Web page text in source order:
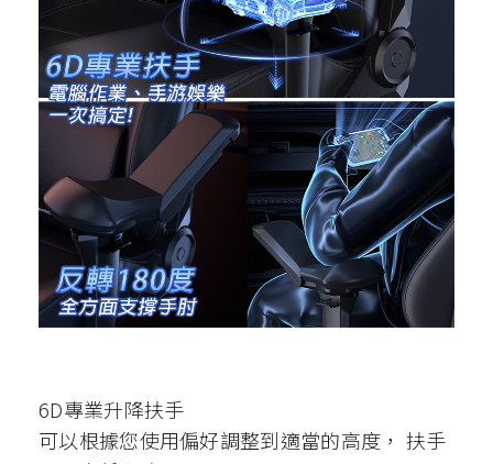
6D專業升降扶手
可以根據您使用偏好調整到適當的高度， 扶手